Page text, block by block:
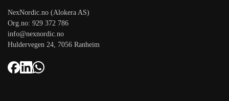
NexNordic.no (Alokera AS)
Org.no: 929 372 786
info@nexnordic.no
Huldervegen 24, 7056 Ranheim